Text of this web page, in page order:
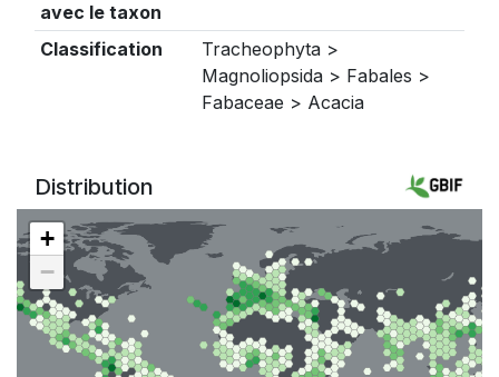
avec le taxon
Classification
Tracheophyta >
Magnoliopsida > Fabales >
Fabaceae > Acacia
Distribution
+
−